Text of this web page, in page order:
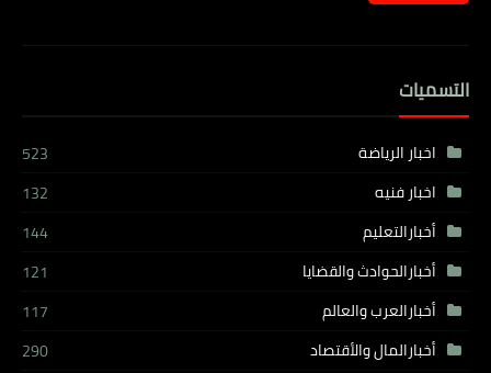
التسميات
اخبار الرياضة
523
اخبار فنيه
132
أخبارالتعليم
144
أخبارالحوادث والقضايا
121
أخبارالعرب والعالم
117
أخبارالمال والأقتصاد
290